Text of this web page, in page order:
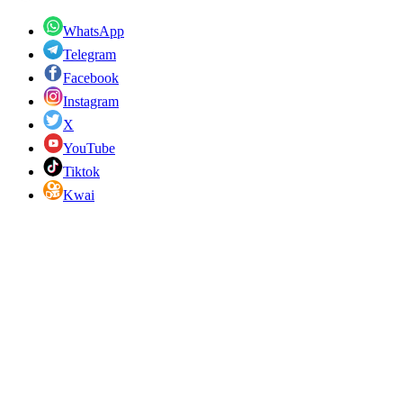
WhatsApp
Telegram
Facebook
Instagram
X
YouTube
Tiktok
Kwai